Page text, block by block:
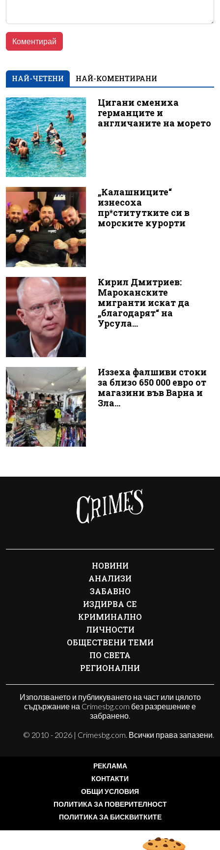
НАЙ-ЧЕТЕНИ НАЙ-КОМЕНТИРАНИ
Цигани смениха
германците и
англичаните на морето
„Калашниците“
изнесоха
пр*ститутките си в
морските курорти
Кирил Дмитриев:
Мароканските
мигранти искат да
„благодарят“ на
Урсула...
Иззеха фалшиви стоки
за близо 650 000 евро от
магазини във Варна и
Зла...
НОВИНИ
АНАЛИЗИ
ЗАБАВНО
ИЗДИРВА СЕ
КРИМИНАЛНО
ЛИЧНОСТИ
ОБЩЕСТВЕНИ ТЕМИ
ПО СВЕТА
РЕГИОНАЛНИ
Използването и публикуването на част или цялото
съдържание на Crimesbg.com без разрешение е
забранено.
© 2010 - 2026 | Crimesbg.com. Всички права запазени.
РЕКЛАМА
КОНТАКТИ
ОБЩИ УСЛОВИЯ
ПОЛИТИКА ЗА ПОВЕРИТЕЛНОСТ
ПОЛИТИКА ЗА БИСКВИТКИТЕ